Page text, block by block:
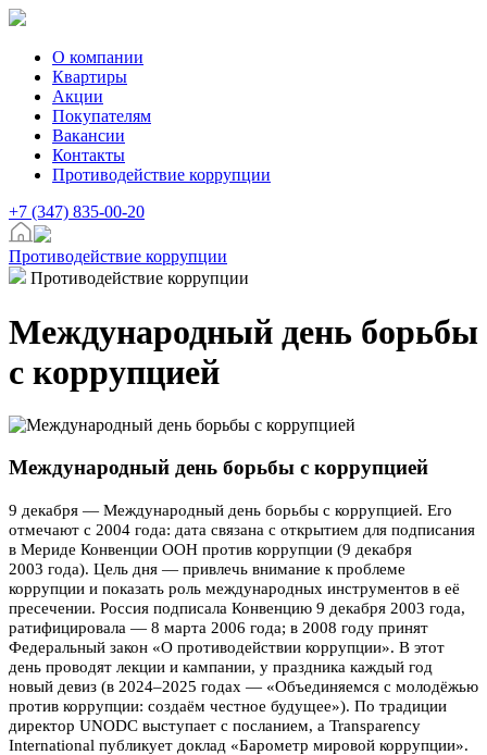
О компании
Квартиры
Акции
Покупателям
Вакансии
Контакты
Противодействие коррупции
+7 (347) 835-00-20
Противодействие коррупции
Противодействие коррупции
Международный день борьбы
с коррупцией
Международный день борьбы с коррупцией
9 декабря — Международный день борьбы с коррупцией. Его
отмечают с 2004 года: дата связана с открытием для подписания
в Мериде Конвенции ООН против коррупции (9 декабря
2003 года). Цель дня — привлечь внимание к проблеме
коррупции и показать роль международных инструментов в её
пресечении. Россия подписала Конвенцию 9 декабря 2003 года,
ратифицировала — 8 марта 2006 года; в 2008 году принят
Федеральный закон «О противодействии коррупции». В этот
день проводят лекции и кампании, у праздника каждый год
новый девиз (в 2024–2025 годах — «Объединяемся с молодёжью
против коррупции: создаём честное будущее»). По традиции
директор UNODC выступает с посланием, а Transparency
International публикует доклад «Барометр мировой коррупции».